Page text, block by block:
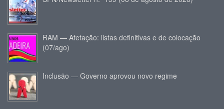
RAM — Afetação: listas definitivas e de colocação
(07/ago)
Inclusão — Governo aprovou novo regime